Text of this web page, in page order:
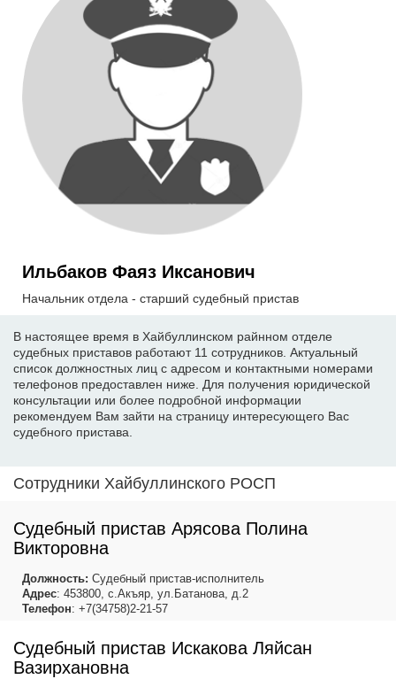
Ильбаков Фаяз Иксанович
Начальник отдела - старший судебный пристав
В настоящее время в Хайбуллинском райнном отделе
судебных приставов работают 11 сотрудников. Актуальный
список должностных лиц с адресом и контактными номерами
телефонов предоставлен ниже. Для получения юридической
консультации или более подробной информации
рекомендуем Вам зайти на страницу интересующего Вас
судебного пристава.
Сотрудники Хайбуллинского РОСП
Судебный пристав Арясова Полина
Викторовна
Должность: Судебный пристав-исполнитель
Адрес: 453800, с.Акъяр, ул.Батанова, д.2
Телефон: +7(34758)2-21-57
Судебный пристав Искакова Ляйсан
Вазирхановна